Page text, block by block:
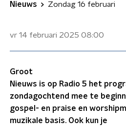
Nieuws Zondag 16 februari
vr 14 februari 2025 08:00
Groot
Nieuws is op Radio 5 het
zondagochtend mee te
gospel- en praise en
muzikale basis. Ook kun je